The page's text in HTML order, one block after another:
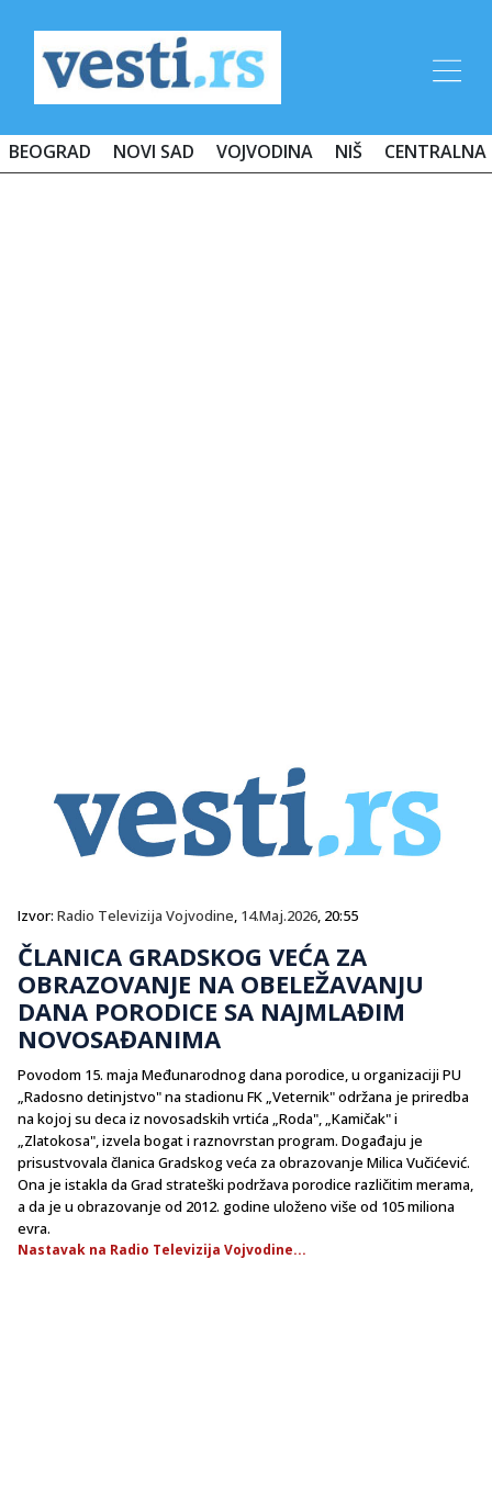
BEOGRAD NOVI SAD VOJVODINA NIŠ CENTRALNA
Izvor: Radio Televizija Vojvodine, 14.Maj.2026, 20:55
ČLANICA GRADSKOG VEĆA ZA
OBRAZOVANJE NA OBELEŽAVANJU
DANA PORODICE SA NAJMLAĐIM
NOVOSAĐANIMA
Povodom 15. maja Međunarodnog dana porodice, u organizaciji PU
„Radosno detinjstvo" na stadionu FK „Veternik" održana je priredba
na kojoj su deca iz novosadskih vrtića „Roda", „Kamičak" i
„Zlatokosa", izvela bogat i raznovrstan program. Događaju je
prisustvovala članica Gradskog veća za obrazovanje Milica Vučićević.
Ona je istakla da Grad strateški podržava porodice različitim merama,
a da je u obrazovanje od 2012. godine uloženo više od 105 miliona
evra.
Nastavak na Radio Televizija Vojvodine...